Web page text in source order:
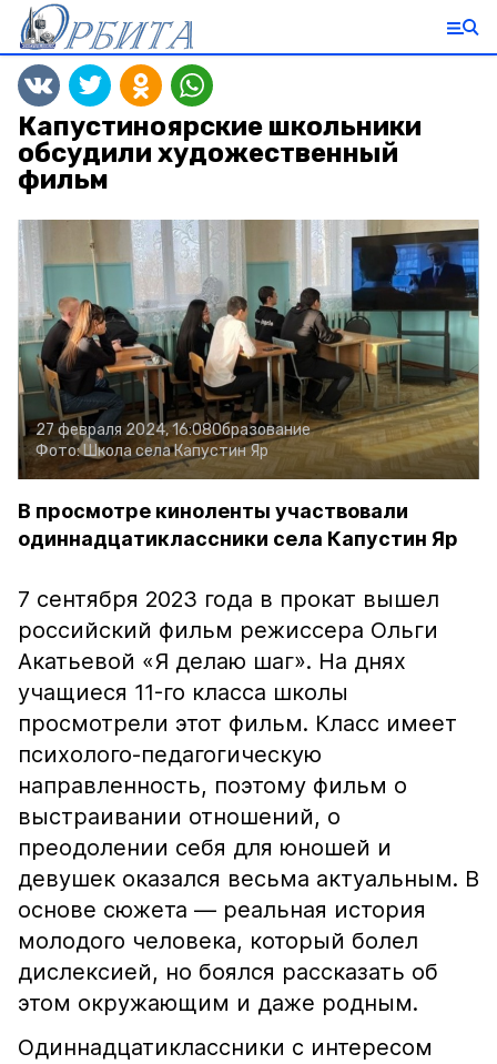
Капустиноярские школьники
обсудили художественный
фильм
27 февраля 2024, 16:08Образование
Фото:Школа села Капустин Яр
В просмотре киноленты участвовали
одиннадцатиклассники села Капустин Яр
7 сентября 2023 года в прокат вышел
российский фильм режиссера Ольги
Акатьевой «Я делаю шаг». На днях
учащиеся 11-го класса школы
просмотрели этот фильм. Класс имеет
психолого-педагогическую
направленность, поэтому фильм о
выстраивании отношений, о
преодолении себя для юношей и
девушек оказался весьма актуальным. В
основе сюжета — реальная история
молодого человека, который болел
дислексией, но боялся рассказать об
этом окружающим и даже родным.
Одиннадцатиклассники с интересом